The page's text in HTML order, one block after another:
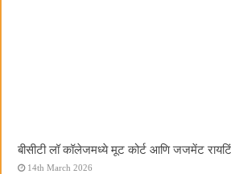
बीसीटी लॉ कॉलेजमध्ये मूट कोर्ट आणि जजमेंट
14th March 2026